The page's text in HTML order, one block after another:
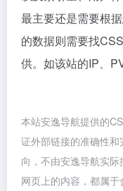
最主要还是需要根
的数据则需要找
供。如该站的IP、
本站安逸导航提供的
证外部链接的准确性
向，不由安逸导航实
网页上的内容，都属